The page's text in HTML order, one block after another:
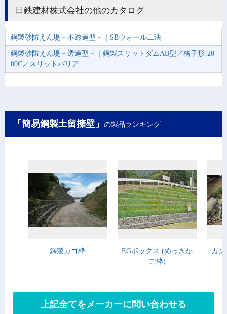
日鉄建材株式会社の他のカタログ
鋼製砂防えん堤－不透過型－｜SBウォール工法
鋼製砂防えん堤－透過型－｜鋼製スリットダムAB型／格子形-20
00C／スリットバリア
「簡易鋼製土留擁壁」 の製品ランキング
鋼製カゴ枠
EGボックス (めっきか
ご枠)
カ
上記全てをメーカーに問い合わせる